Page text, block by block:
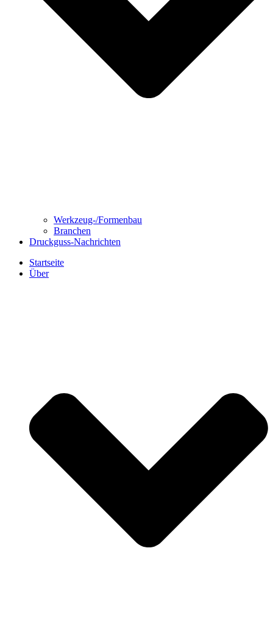
Werkzeug-/Formenbau
Branchen
Druckguss-Nachrichten
Startseite
Über